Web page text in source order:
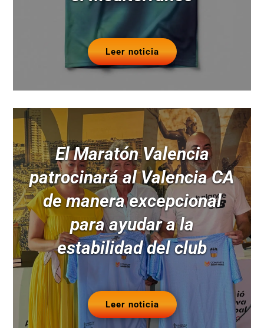
Leer noticia
El Maratón Valencia
patrocinará al Valencia CA
de manera excepcional
para ayudar a la
estabilidad del club
Leer noticia